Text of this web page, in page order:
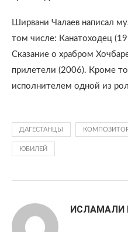
Ширвани Чалаев написал
том числе: Канатоходец
Сказание о храбром
прилетели (2006). Кроме
исполнителем одной из
ДАГЕСТАНЦЫ
ЮБИЛЕЙ
ИСЛАМАЛИ